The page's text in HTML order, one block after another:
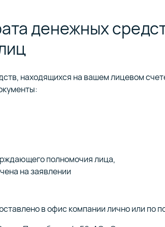
через который осуществляется
дням, только по факту поступления
в течение 1 минуты. Будет
из мобильного приложения вашего
денежных
находящихся на вашем лицевом
полномочия лица,
на заявлении
в офис компании лично или по